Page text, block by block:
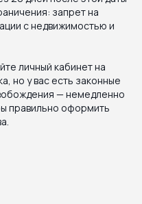
запрет на
с недвижимостью и
личный кабинет на
но у вас есть законные
— немедленно
правильно оформить